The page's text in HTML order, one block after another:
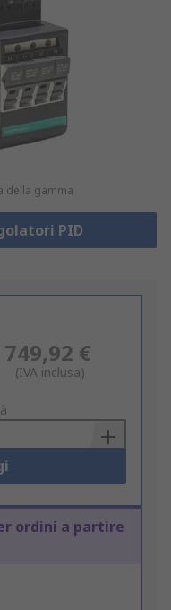
della gamma
PID
749,92 €
(IVA inclusa)
ordini a partire